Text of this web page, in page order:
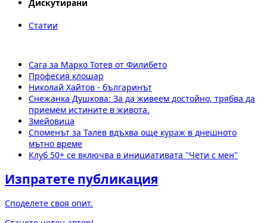
Дискутирани
Статии
Сага за Марко Тотев от Филибето
Професия клошар
Николай Хайтов - българинът
Снежанка Душкова: За да живеем достойно, трябва да
приемем истините в живота.
Змейовица
Споменът за Талев вдъхва още кураж в днешното
мътно време
Клуб 50+ се включва в инициативата "Чети с мен"
Изпратете публикация
Споделете своя опит.